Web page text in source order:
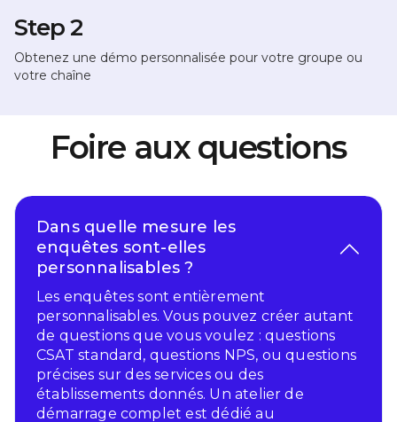
Step 2
Obtenez une démo personnalisée pour votre groupe ou
votre chaîne
Foire aux questions
Dans quelle mesure les
enquêtes sont-elles
personnalisables ?
Les enquêtes sont entièrement
personnalisables. Vous pouvez créer autant
de questions que vous voulez : questions
CSAT standard, questions NPS, ou questions
précises sur des services ou des
établissements donnés. Un atelier de
démarrage complet est dédié au